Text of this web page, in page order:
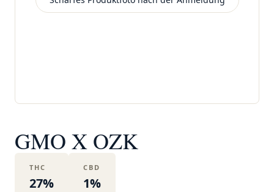
GMO X OZK
THC
27%
CBD
1%